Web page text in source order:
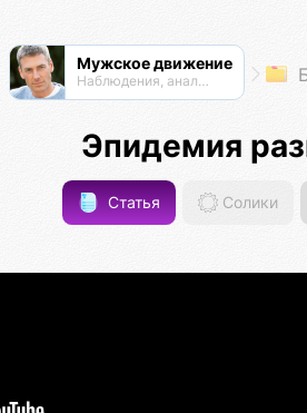
Мужское движение
Наблюдения, анализ, обсуждения
Эпидемия
Статья Солики